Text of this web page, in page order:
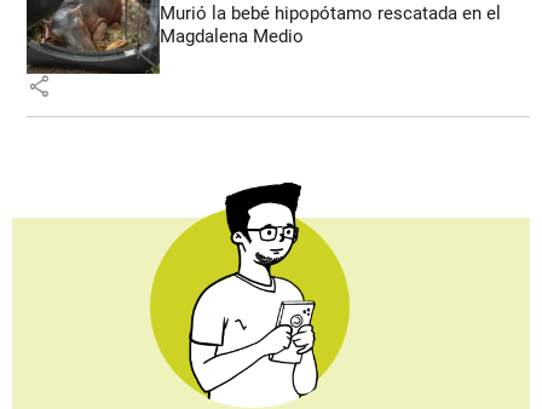
Murió la bebé hipopótamo rescatada en el
Magdalena Medio
share